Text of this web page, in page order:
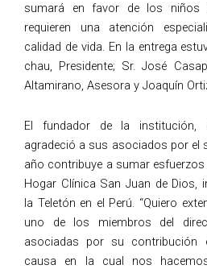
sumará en favor de los niños
requieren una atención
calidad de vida. En la entrega
chau, Presidente; Sr. José
Altamirano, Asesora y Joaquín
El fundador de la institución,
agradeció a sus asociados por el
año contribuye a sumar
Hogar Clínica San Juan de Dios,
la Teletón en el Perú. “Quiero
uno de los miembros del
asociadas por su contribución
causa en la cual nos